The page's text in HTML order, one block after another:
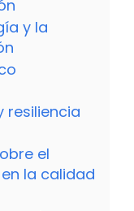
y la
resiliencia
el
la calidad